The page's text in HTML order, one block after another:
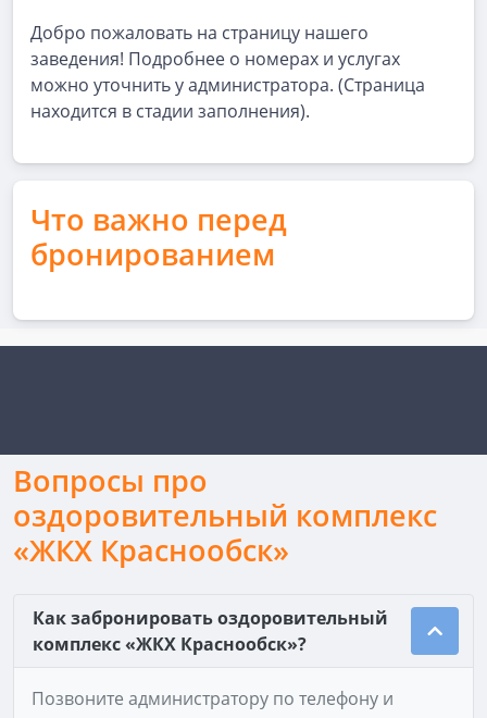
Добро пожаловать на страницу нашего
заведения! Подробнее о номерах и услугах
можно уточнить у администратора. (Страница
находится в стадии заполнения).
Что важно перед
бронированием
Вопросы про
оздоровительный комплекс
«ЖКХ Краснообск»
Как забронировать оздоровительный
комплекс «ЖКХ Краснообск»?
Позвоните администратору по телефону и